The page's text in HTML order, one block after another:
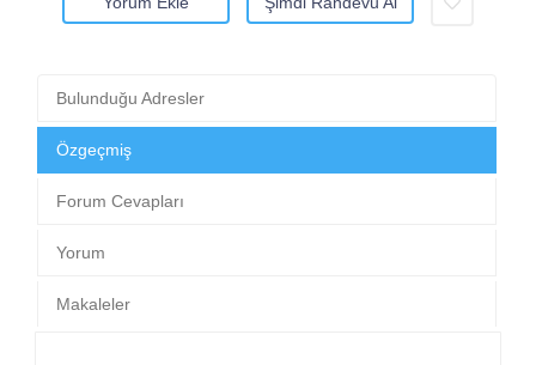
Bulunduğu Adresler
Özgeçmiş
Forum Cevapları
Yorum
Makaleler